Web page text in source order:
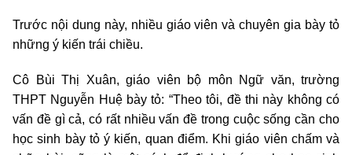
Trước nội dung này, nhiều giáo viên và chuyên gia bày tỏ
những ý kiến trái chiều.
Cô Bùi Thị Xuân, giáo viên bộ môn Ngữ văn, trường
THPT Nguyễn Huệ bày tỏ: “Theo tôi, đề thi này không có
vấn đề gì cả, có rất nhiều vấn đề trong cuộc sống cần cho
học sinh bày tỏ ý kiến, quan điểm. Khi giáo viên chấm và